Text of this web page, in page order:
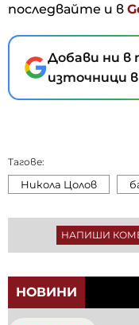
последвайте и в
Добави ни в
източници в
Тагове:
Никола Цолов
НАПИШИ
НОВИНИ